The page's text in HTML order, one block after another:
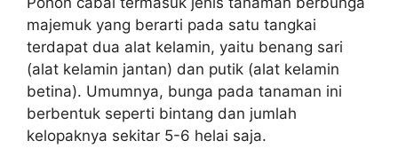
majemuk yang berarti pada satu tangkai
terdapat dua alat kelamin, yaitu benang sari
(alat kelamin jantan) dan putik (alat kelamin
betina). Umumnya, bunga pada tanaman ini
berbentuk seperti bintang dan jumlah
kelopaknya sekitar 5-6 helai saja.